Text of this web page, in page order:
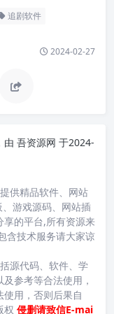
追剧软件
2024-02-27
由 吾资源网 于2024-
供精品软件、网站
游戏源码、网站插
享的平台,所有资源来
含技术服务请大家谅
源代码、软件、学
参考等合法使用，
用，否则后果自
权 侵删请致信E-mai